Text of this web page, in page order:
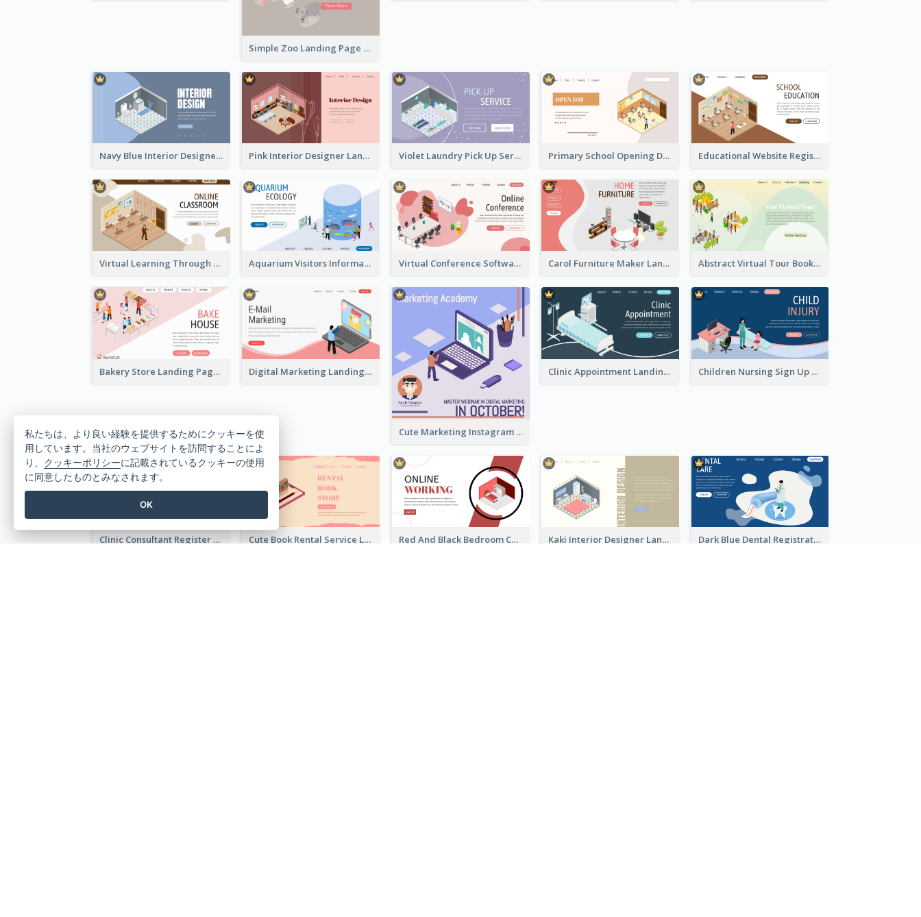
Simple Zoo Landing Page For More Details
Navy Blue Interior Designer Website With Isometric Diagram Pink Interior Designer Landing Page With Isometric Graphics Violet Laundry Pick Up Service With Isometric Diagram Primary School Opening Day With Isometric Diagram Educational Website Registration With Isometric Diagram
Virtual Learning Through Classroom With Isometric Diagram Aquarium Visitors Information Website With Isometric Graphics Virtual Conference Software Intro Landing Page Carol Furniture Maker Landing Page With Isometric Display Abstract Virtual Tour Booking Landing Page
Bakery Store Landing Page With Isometric Graphics Digital Marketing Landing Site With Interesting Isometric Graphic
Cute Marketing Instagram Post With Isometric Diagram
Clinic Appointment Landing Page With Isometric Diagram Children Nursing Sign Up Page With Isometric Diagram
Clinic Consultant Register Page With Isometric Diagram Cute Book Rental Service Landing Site Red And Black Bedroom Cool Web Banner Kaki Interior Designer Landing Page With Isometric Diagram Dark Blue Dental Registration Page With Isometric Graphics
私たちは、より良い経験を提供するためにクッキーを使
用しています。当社のウェブサイトを訪問することによ
り、 クッキーポリシーに記載されているクッキーの使用
に同意したものとみなされます。
OK